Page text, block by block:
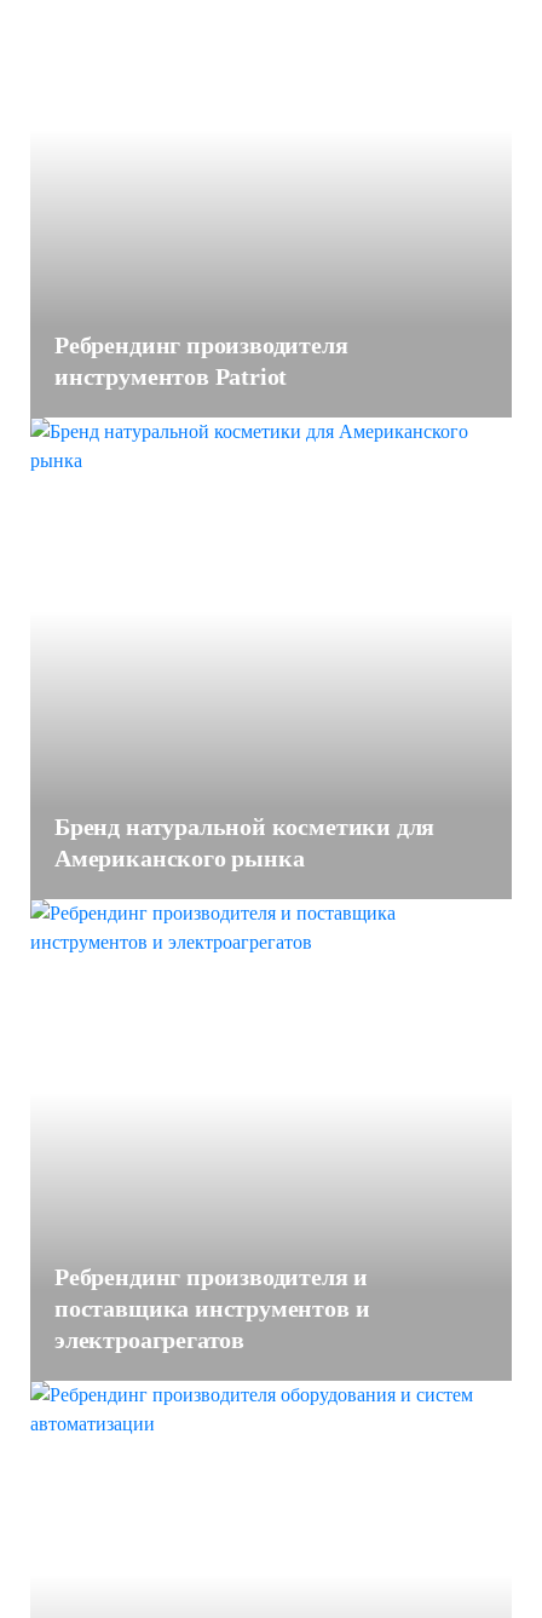
Ребрендинг производителя
инструментов Patriot
Бренд натуральной косметики для
Американского рынка
Ребрендинг производителя и
поставщика инструментов и
электроагрегатов